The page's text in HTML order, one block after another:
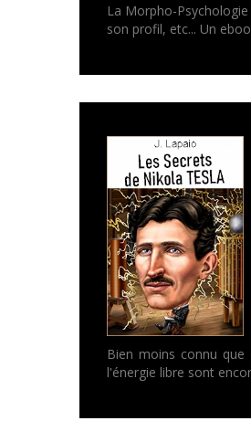
La Morpho-
son profil, etc... Un
Bien moins connu
l'énergie libre sont